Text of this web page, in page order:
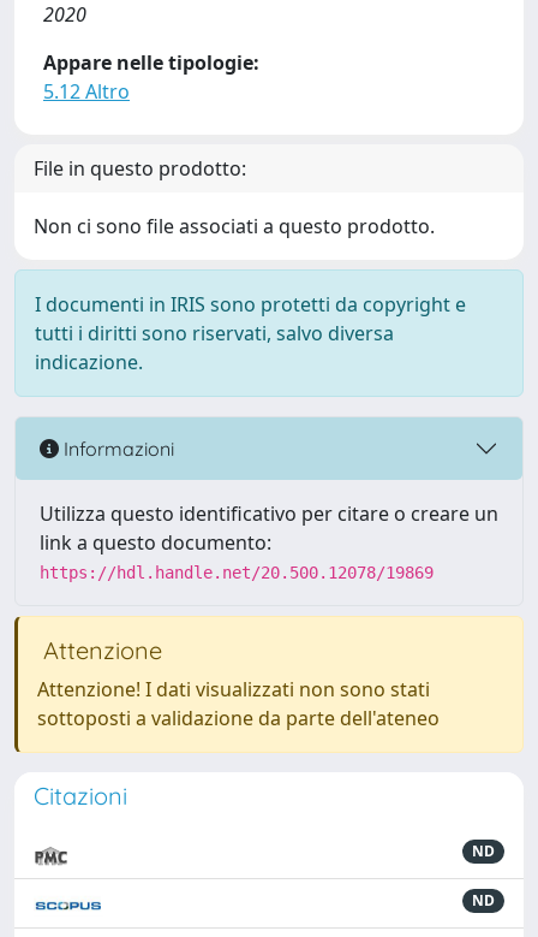
2020
Appare nelle tipologie:
5.12 Altro
File in questo prodotto:
Non ci sono file associati a questo prodotto.
I documenti in IRIS sono protetti da copyright e
tutti i diritti sono riservati, salvo diversa
indicazione.
Informazioni
Utilizza questo identificativo per citare o creare un
link a questo documento:
https://hdl.handle.net/20.500.12078/19869
Attenzione
Attenzione! I dati visualizzati non sono stati
sottoposti a validazione da parte dell'ateneo
Citazioni
ND
ND